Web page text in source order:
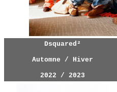
Dsquared²
Automne / Hiver
2022 / 2023